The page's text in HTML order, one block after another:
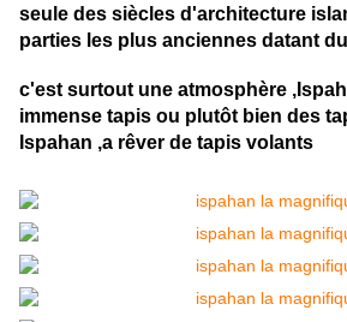
seule des siècles d'architecture
parties les plus anciennes datant
c'est surtout une atmosphère
immense tapis ou plutôt bien des
Ispahan ,a rêver de tapis volants